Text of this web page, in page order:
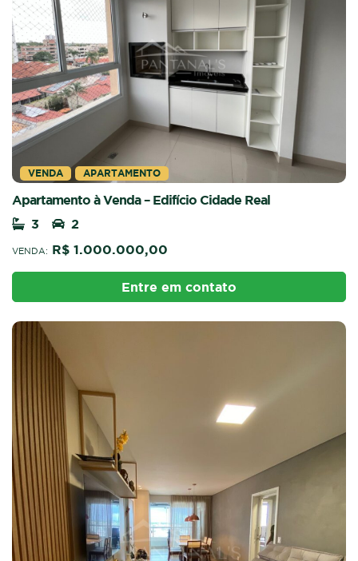
VENDA APARTAMENTO
Apartamento à Venda – Edifício Cidade Real
3
2
VENDA: R$ 1.000.000,00
Entre em contato